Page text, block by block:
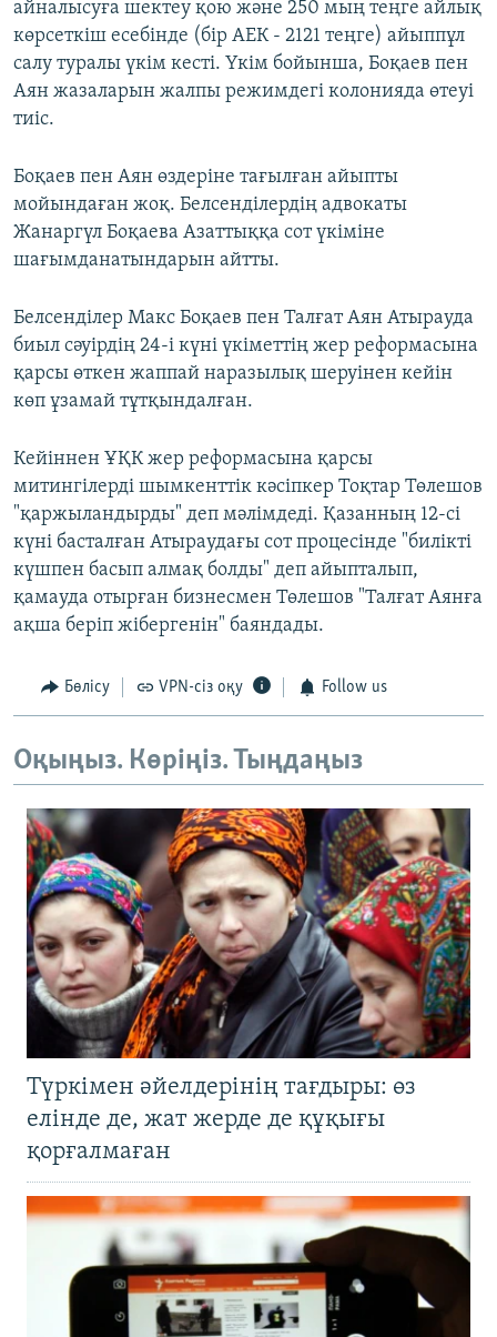
айналысуға шектеу қою және 250 мың теңге айлық
көрсеткіш есебінде (бір АЕК - 2121 теңге) айыппұл
салу туралы үкім кесті. Үкім бойынша, Боқаев пен
Аян жазаларын жалпы режимдегі колонияда өтеуі
тиіс.
Боқаев пен Аян өздеріне тағылған айыпты
мойындаған жоқ. Белсенділердің адвокаты
Жанаргүл Боқаева Азаттыққа сот үкіміне
шағымданатындарын айтты.
Белсенділер Макс Боқаев пен Талғат Аян Атырауда
биыл сәуірдің 24-і күні үкіметтің жер реформасына
қарсы өткен жаппай наразылық шеруінен кейін
көп ұзамай тұтқындалған.
Кейіннен ҰҚК жер реформасына қарсы
митингілерді шымкенттік кәсіпкер Тоқтар Төлешов
"қаржыландырды" деп мәлімдеді. Қазанның 12-сі
күні басталған Атыраудағы сот процесінде "билікті
күшпен басып алмақ болды" деп айыпталып,
қамауда отырған бизнесмен Төлешов "Талғат Аянға
ақша беріп жібергенін" баяндады.
Бөлісу VPN-сіз оқу Follow us
Оқыңыз. Көріңіз. Тыңдаңыз
Түркімен әйелдерінің тағдыры: өз
елінде де, жат жерде де құқығы
қорғалмаған